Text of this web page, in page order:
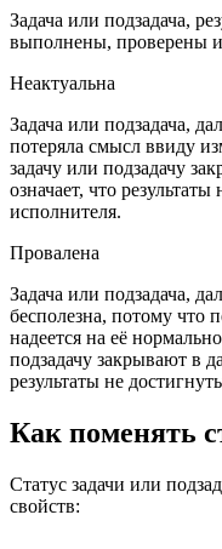
Задача или подзадача,
выполнены, проверены
Неактуальна
Задача или подзадача,
потеряла смысл ввиду
задачу или подзадачу
означает, что
исполнителя.
Провалена
Задача или подзадача,
бесполезна, потому что
надеется на её
подзадачу закрывают в
результаты не
Как поменять
Статус задачи или
свойств: